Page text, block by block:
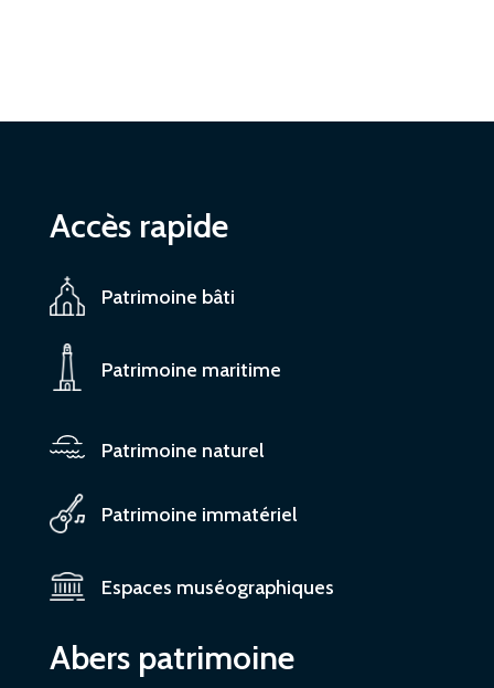
Accès rapide
Patrimoine bâti
Patrimoine maritime
Patrimoine naturel
Patrimoine immatériel
Espaces muséographiques
Abers patrimoine